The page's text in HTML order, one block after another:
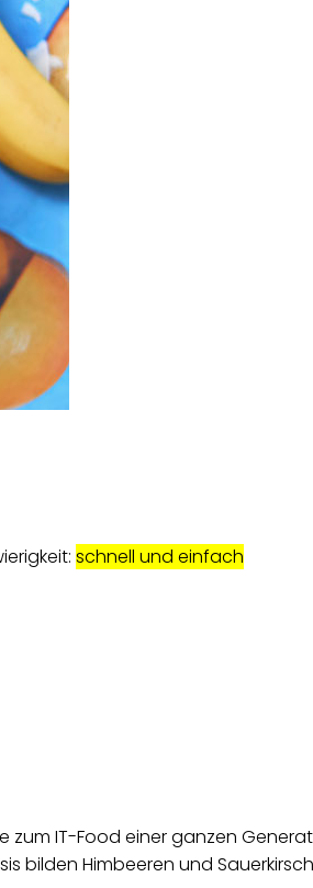
schnell und einfach
zum IT-Food einer ganzen
bilden Himbeeren und